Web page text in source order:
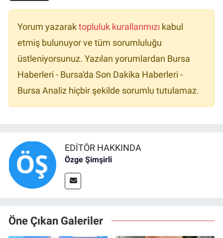
Yorum yazarak topluluk kurallarımızı kabul
etmiş bulunuyor ve tüm sorumluluğu
üstleniyorsunuz. Yazılan yorumlardan Bursa
Haberleri - Bursa'da Son Dakika Haberleri -
Bursa Analiz hiçbir şekilde sorumlu tutulamaz.
EDITÖR HAKKINDA
Özge Şimşirli
Öne Çıkan Galeriler